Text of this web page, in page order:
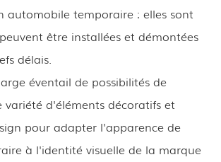
automobile temporaire : elles sont
être installées et démontées
délais.
éventail de possibilités de
variété d'éléments décoratifs et
pour adapter l'apparence de
à l'identité visuelle de la marque